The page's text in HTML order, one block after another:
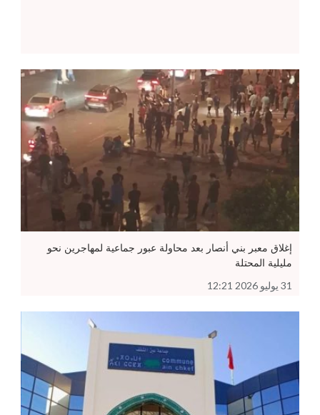
إغلاق معبر بني أنصار بعد محاولة عبور جماعية لمهاجرين نحو
مليلية المحتلة
31 يوليو 2026 12:21